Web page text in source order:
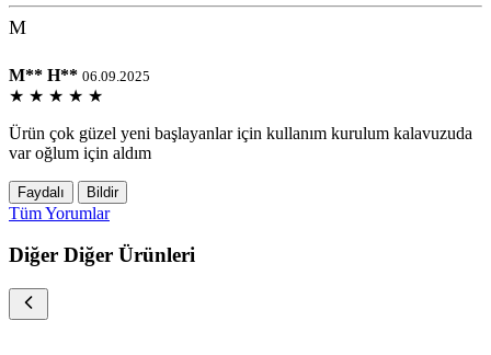
M
M** H** 06.09.2025
★ ★ ★ ★ ★
Ürün çok güzel yeni başlayanlar için kullanım kurulum kalavuzuda
var oğlum için aldım
Faydalı Bildir
Tüm Yorumlar
Diğer Diğer Ürünleri